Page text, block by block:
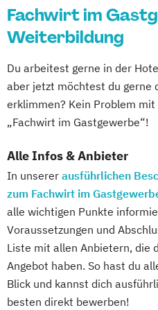
Fachwirt im
Weiterbildung
Du arbeitest gerne in der
aber jetzt möchtest du gerne
erklimmen? Kein Problem
„Fachwirt im Gastgewerbe“!
Alle Infos & Anbieter
In unserer ausführlichen
zum Fachwirt im
alle wichtigen Punkte
Voraussetzungen und
Liste mit allen Anbietern, die
Angebot haben. So hast du
Blick und kannst dich
besten direkt bewerben!